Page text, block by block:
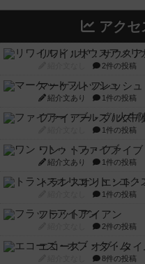
アクセ
リワイルド：サウスア
2件の投稿
マーケットフレッシュ
紹介文あり 1件の投稿
ファイアー・ブルズ /
1件の投稿
ワン・トゥ・ファイブ
紹介文あり 1件の投稿
トランスオリエント・
1件の投稿
フラットアイアン
2件の投稿
エコーズ・オブ・タイ
8件の投稿